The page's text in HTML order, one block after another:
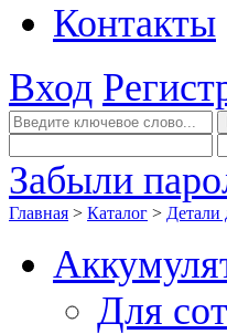
Контакты
Вход
Забыли
Главная > Каталог > Детали
Для